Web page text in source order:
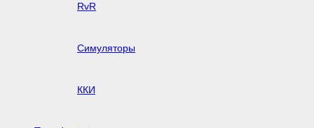
RvR
Симуляторы
ККИ